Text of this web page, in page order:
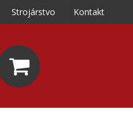
Strojárstvo Kontakt